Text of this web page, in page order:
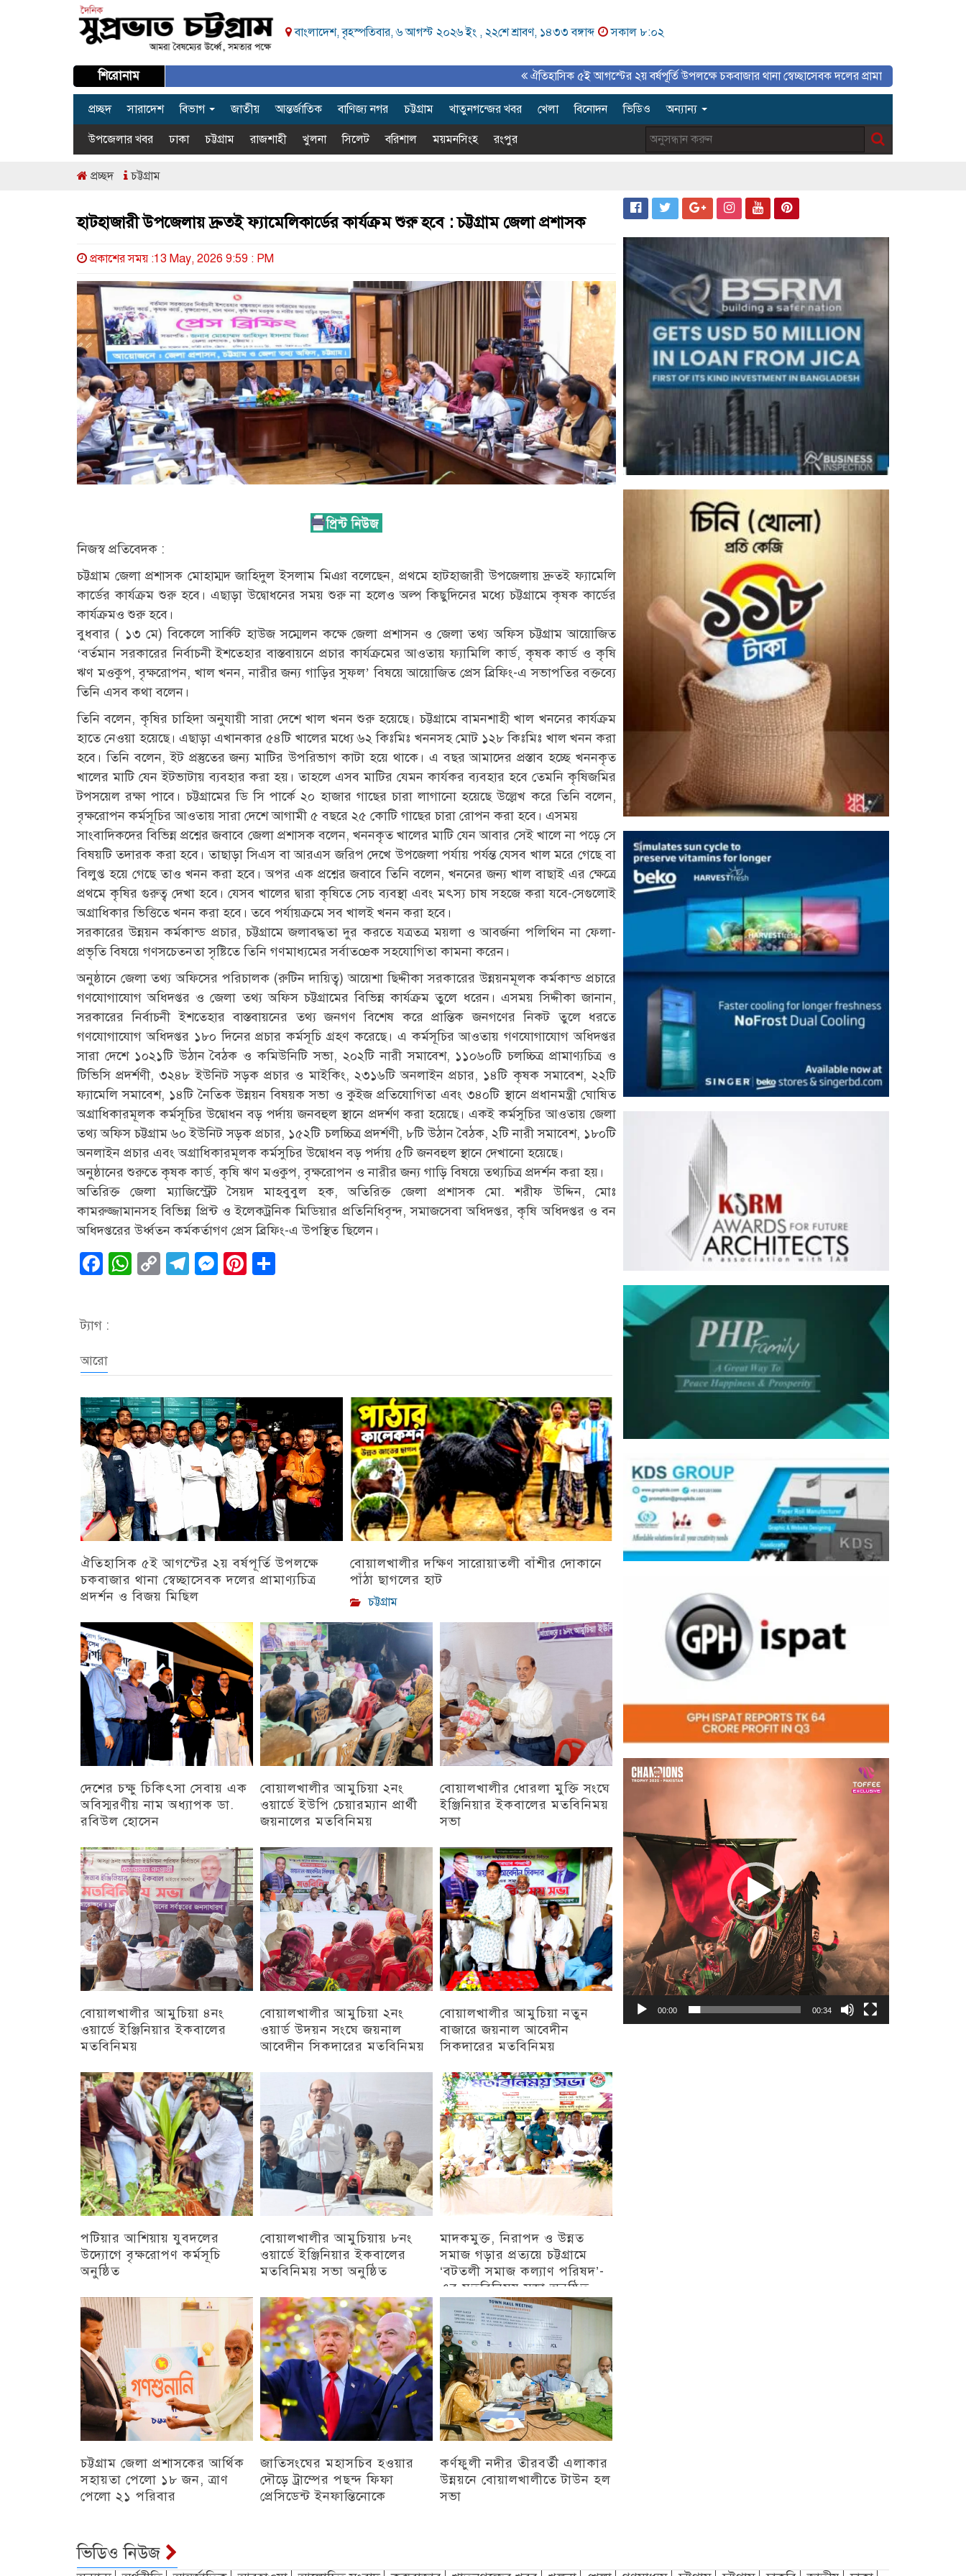
বাংলাদেশ, বৃহস্পতিবার, ৬ আগস্ট ২০২৬ ইং , ২২শে শ্রাবণ, ১৪৩৩ বঙ্গাব্দ সকাল ৮:০২
শিরোনাম ঐতিহাসিক ৫ই আগস্টের ২য় বর্ষপূর্তি উপলক্ষে চকবাজার থানা স্বেচ্ছাসেবক দলের প্রামাণ্যচিত্র প্রদর্শন ও বিজয় মিছিল
প্রচ্ছদ সারাদেশ বিভাগ জাতীয় আন্তর্জাতিক বাণিজ্য নগর চট্টগ্রাম খাতুনগন্জের খবর খেলা বিনোদন ভিডিও অন্যান্য
উপজেলার খবর ঢাকা চট্টগ্রাম রাজশাহী খুলনা সিলেট বরিশাল ময়মনসিংহ রংপুর
প্রচ্ছদ চট্টগ্রাম
হাটহাজারী উপজেলায় দ্রুতই ফ্যামেলিকার্ডের কার্যক্রম শুরু হবে : চট্টগ্রাম জেলা প্রশাসক
প্রকাশের সময় :13 May, 2026 9:59 : PM
নিজস্ব প্রতিবেদক :
চট্টগ্রাম জেলা প্রশাসক মোহাম্মদ জাহিদুল ইসলাম মিঞা বলেছেন, প্রথমে হাটহাজারী উপজেলায় দ্রুতই ফ্যামেলি
কার্ডের কার্যক্রম শুরু হবে। এছাড়া উদ্বোধনের সময় শুরু না হলেও অল্প কিছুদিনের মধ্যে চট্টগ্রামে কৃষক কার্ডের
কার্যক্রমও শুরু হবে।
বুধবার ( ১৩ মে) বিকেলে সার্কিট হাউজ সম্মেলন কক্ষে জেলা প্রশাসন ও জেলা তথ্য অফিস চট্টগ্রাম আয়োজিত
‘বর্তমান সরকারের নির্বাচনী ইশতেহার বাস্তবায়নে প্রচার কার্যক্রমের আওতায় ফ্যামিলি কার্ড, কৃষক কার্ড ও কৃষি
ঋণ মওকুপ, বৃক্ষরোপন, খাল খনন, নারীর জন্য গাড়ির সুফল’ বিষয়ে আয়োজিত প্রেস ব্রিফিং-এ সভাপতির বক্তব্যে
তিনি এসব কথা বলেন।
তিনি বলেন, কৃষির চাহিদা অনুযায়ী সারা দেশে খাল খনন শুরু হয়েছে। চট্টগ্রামে বামনশাহী খাল খননের কার্যক্রম
হাতে নেওয়া হয়েছে। এছাড়া এখানকার ৫৪টি খালের মধ্যে ৬২ কিঃমিঃ খননসহ মোট ১২৮ কিঃমিঃ খাল খনন করা
হবে। তিনি বলেন, ইট প্রস্তুতের জন্য মাটির উপরিভাগ কাটা হয়ে থাকে। এ বছর আমাদের প্রস্তাব হচ্ছে খননকৃত
খালের মাটি যেন ইটভাটায় ব্যবহার করা হয়। তাহলে এসব মাটির যেমন কার্যকর ব্যবহার হবে তেমনি কৃষিজমির
টপসয়েল রক্ষা পাবে। চট্টগ্রামের ডি সি পার্কে ২০ হাজার গাছের চারা লাগানো হয়েছে উল্লেখ করে তিনি বলেন,
বৃক্ষরোপন কর্মসূচির আওতায় সারা দেশে আগামী ৫ বছরে ২৫ কোটি গাছের চারা রোপন করা হবে। এসময়
সাংবাদিকদের বিভিন্ন প্রশ্নের জবাবে জেলা প্রশাসক বলেন, খননকৃত খালের মাটি যেন আবার সেই খালে না পড়ে সে
বিষয়টি তদারক করা হবে। তাছাড়া সিএস বা আরএস জরিপ দেখে উপজেলা পর্যায় পর্যন্ত যেসব খাল মরে গেছে বা
বিলুপ্ত হয়ে গেছে তাও খনন করা হবে। অপর এক প্রশ্নের জবাবে তিনি বলেন, খননের জন্য খাল বাছাই এর ক্ষেত্রে
প্রথমে কৃষির গুরুত্ব দেখা হবে। যেসব খালের দ্বারা কৃষিতে সেচ ব্যবস্থা এবং মৎস্য চাষ সহজে করা যবে-সেগুলোই
অগ্রাধিকার ভিত্তিতে খনন করা হবে। তবে পর্যায়ক্রমে সব খালই খনন করা হবে।
সরকারের উন্নয়ন কর্মকান্ড প্রচার, চট্টগ্রামে জলাবদ্ধতা দুর করতে যত্রতত্র ময়লা ও আবর্জনা পলিথিন না ফেলা-
প্রভৃতি বিষয়ে গণসচেতনতা সৃষ্টিতে তিনি গণমাধ্যমের সর্বাতœক সহযোগিতা কামনা করেন।
অনুষ্ঠানে জেলা তথ্য অফিসের পরিচালক (রুটিন দায়িত্ব) আয়েশা ছিদ্দীকা সরকারের উন্নয়নমূলক কর্মকান্ড প্রচারে
গণযোগাযোগ অধিদপ্তর ও জেলা তথ্য অফিস চট্টগ্রামের বিভিন্ন কার্যক্রম তুলে ধরেন। এসময় সিদ্দীকা জানান,
সরকারের নির্বাচনী ইশতেহার বাস্তবায়নের তথ্য জনগণ বিশেষ করে প্রান্তিক জনগণের নিকট তুলে ধরতে
গণযোগাযোগ অধিদপ্তর ১৮০ দিনের প্রচার কর্মসূচি গ্রহণ করেছে। এ কর্মসূচির আওতায় গণযোগাযোগ অধিদপ্তর
সারা দেশে ১০২১টি উঠান বৈঠক ও কমিউনিটি সভা, ২০২টি নারী সমাবেশ, ১১০৬০টি চলচ্চিত্র প্রামাণ্যচিত্র ও
টিভিসি প্রদর্শণী, ৩২৪৮ ইউনিট সড়ক প্রচার ও মাইকিং, ২৩১৬টি অনলাইন প্রচার, ১৪টি কৃষক সমাবেশ, ২২টি
ফ্যামেলি সমাবেশ, ১৪টি নৈতিক উন্নয়ন বিষয়ক সভা ও কুইজ প্রতিযোগিতা এবং ৩৪০টি স্থানে প্রধানমন্ত্রী ঘোষিত
অগ্রাধিকারমূলক কর্মসূচির উদ্বোধন বড় পর্দায় জনবহুল স্থানে প্রদর্শণ করা হয়েছে। একই কর্মসুচির আওতায় জেলা
তথ্য অফিস চট্টগ্রাম ৬০ ইউনিট সড়ক প্রচার, ১৫২টি চলচ্চিত্র প্রদর্শণী, ৮টি উঠান বৈঠক, ২টি নারী সমাবেশ, ১৮০টি
অনলাইন প্রচার এবং অগ্রাধিকারমূলক কর্মসুচির উদ্বোধন বড় পর্দায় ৫টি জনবহুল স্থানে দেখানো হয়েছে।
অনুষ্ঠানের শুরুতে কৃষক কার্ড, কৃষি ঋণ মওকুপ, বৃক্ষরোপন ও নারীর জন্য গাড়ি বিষয়ে তথ্যচিত্র প্রদর্শন করা হয়।
অতিরিক্ত জেলা ম্যাজিস্ট্রেট সৈয়দ মাহবুবুল হক, অতিরিক্ত জেলা প্রশাসক মো. শরীফ উদ্দিন, মোঃ
কামরুজ্জামানসহ বিভিন্ন প্রিন্ট ও ইলেকট্রনিক মিডিয়ার প্রতিনিধিবৃন্দ, সমাজসেবা অধিদপ্তর, কৃষি অধিদপ্তর ও বন
অধিদপ্তরের উর্ধ্বতন কর্মকর্তাগণ প্রেস ব্রিফিং-এ উপস্থিত ছিলেন।
Facebook
WhatsApp
CopyTelegram
Messenger
Pinterest
ট্যাগ :
আরো
ঐতিহাসিক ৫ই আগস্টের ২য় বর্ষপূর্তি উপলক্ষে
চকবাজার থানা স্বেচ্ছাসেবক দলের প্রামাণ্যচিত্র
প্রদর্শন ও বিজয় মিছিল
বোয়ালখালীর দক্ষিণ সারোয়াতলী বাঁশীর দোকানে
পাঁঠা ছাগলের হাট
চট্টগ্রাম
দেশের চক্ষু চিকিৎসা সেবায় এক
অবিস্মরণীয় নাম অধ্যাপক ডা.
রবিউল হোসেন
বোয়ালখালীর আমুচিয়া ২নং
ওয়ার্ডে ইউপি চেয়ারম্যান প্রার্থী
জয়নালের মতবিনিময়
বোয়ালখালীর ধোরলা মুক্তি সংঘে
ইঞ্জিনিয়ার ইকবালের মতবিনিময়
সভা
বোয়ালখালীর আমুচিয়া ৪নং
ওয়ার্ডে ইঞ্জিনিয়ার ইকবালের
মতবিনিময়
বোয়ালখালীর আমুচিয়া ২নং
ওয়ার্ড উদয়ন সংঘে জয়নাল
আবেদীন সিকদারের মতবিনিময়
বোয়ালখালীর আমুচিয়া নতুন
বাজারে জয়নাল আবেদীন
সিকদারের মতবিনিময়
পটিয়ার আশিয়ায় যুবদলের
উদ্যোগে বৃক্ষরোপণ কর্মসূচি
অনুষ্ঠিত
বোয়ালখালীর আমুচিয়ায় ৮নং
ওয়ার্ডে ইঞ্জিনিয়ার ইকবালের
মতবিনিময় সভা অনুষ্ঠিত
মাদকমুক্ত, নিরাপদ ও উন্নত
সমাজ গড়ার প্রত্যয়ে চট্টগ্রামে
‘বটতলী সমাজ কল্যাণ পরিষদ’-
এর মতবিনিময় সভা অনুষ্ঠিত
চট্টগ্রাম
চট্টগ্রাম জেলা প্রশাসকের আর্থিক
সহায়তা পেলো ১৮ জন, ত্রাণ
পেলো ২১ পরিবার
জাতিসংঘের মহাসচিব হওয়ার
দৌড়ে ট্রাম্পের পছন্দ ফিফা
প্রেসিডেন্ট ইনফান্তিনোকে
কর্ণফুলী নদীর তীরবর্তী এলাকার
উন্নয়নে বোয়ালখালীতে টাউন হল
সভা
Video
Player
00:00 00:34
ভিডিও নিউজ